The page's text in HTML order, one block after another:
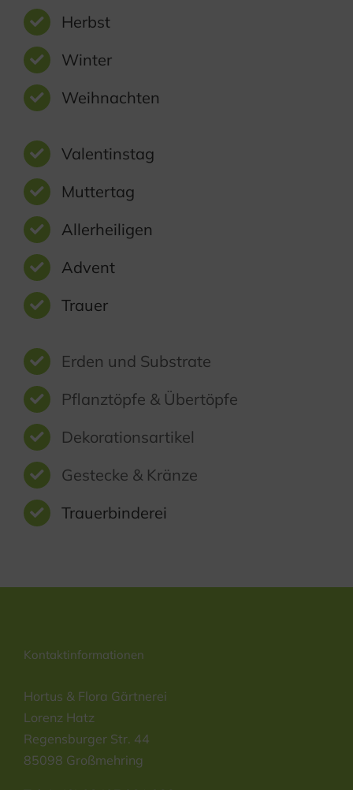
Herbst
Winter
Weihnachten
Valentinstag
Muttertag
Allerheiligen
Advent
Trauer
Erden und Substrate
Pflanztöpfe & Übertöpfe
Dekorationsartikel
Gestecke & Kränze
Trauerbinderei
Kontaktinformationen
Hortus & Flora Gärtnerei
Lorenz Hatz
Regensburger Str. 44
85098 Großmehring